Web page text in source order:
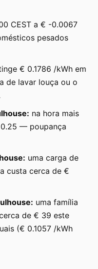
CEST a € -0.0067
pesados
€ 0.1786 /kWh em
de lavar louça ou o
na hora mais
— poupança
uma carga de
custa cerca de €
uma família
de € 39 este
(€ 0.1057 /kWh